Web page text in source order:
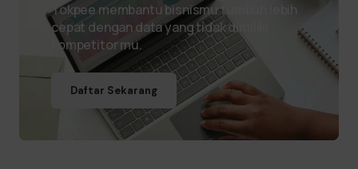
Tokpee membantu bisnismu tumbuh lebih
cepat dengan data yang tidak dimiliki
kompetitor mu.
Daftar Sekarang